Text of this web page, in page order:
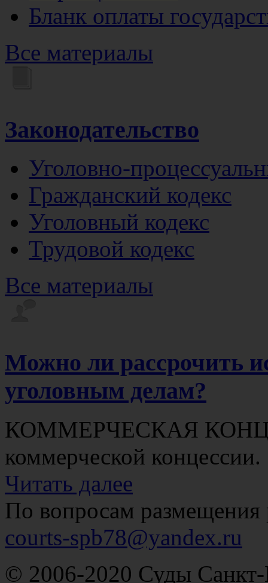
Бланк оплаты
Все материалы
Законодательство
Уголовно-
Гражданский кодекс
Уголовный кодекс
Трудовой кодекс
Все материалы
Можно ли рассрочить
уголовным делам?
КОММЕРЧЕСКАЯ
коммерческой концессии.
Читать далее
По вопросам размещения
courts-spb78@yandex.ru
© 2006-2020 Суды Санкт-